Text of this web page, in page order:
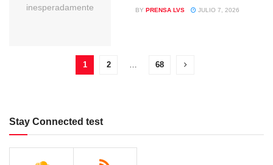
BY PRENSA LVS JULIO 7, 2026
1 2 … 68
Stay Connected test